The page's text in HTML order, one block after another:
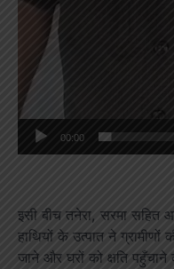
00:00
इसी बीच तनेरा, सरमा सहित
हाथियों के उत्पात ने
जाने और घरों को क्षति